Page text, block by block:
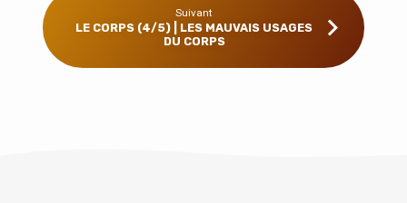
Suivant
LE CORPS (4/5) | LES MAUVAIS USAGES
DU CORPS